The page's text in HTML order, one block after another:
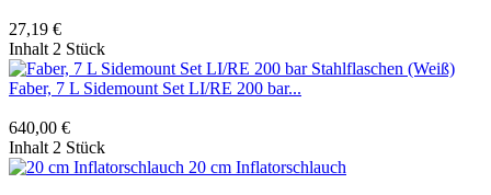
27,19 €
Inhalt 2 Stück
Faber, 7 L Sidemount Set LI/RE 200 bar...
640,00 €
Inhalt 2 Stück
20 cm Inflatorschlauch